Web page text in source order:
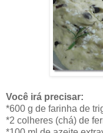
Você irá precisar:
*600 g de farinha de
*2 colheres (chá) de